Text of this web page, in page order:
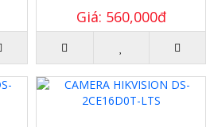
Giá: 560,000đ